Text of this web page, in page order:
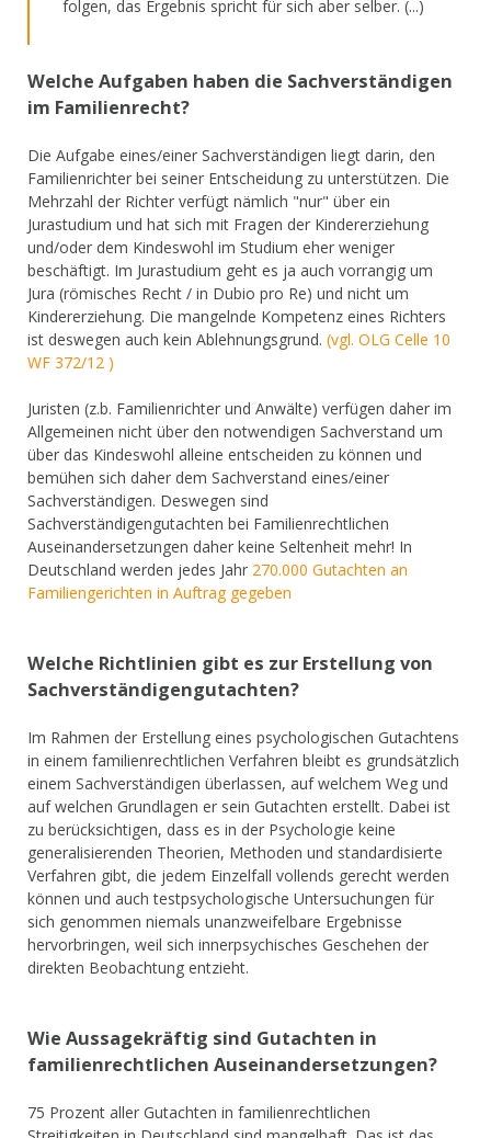
folgen, das Ergebnis spricht für sich aber selber. (...)
Welche Aufgaben haben die Sachverständigen
im Familienrecht?
Die Aufgabe eines/einer Sachverständigen liegt darin, den
Familienrichter bei seiner Entscheidung zu unterstützen. Die
Mehrzahl der Richter verfügt nämlich "nur" über ein
Jurastudium und hat sich mit Fragen der Kindererziehung
und/oder dem Kindeswohl im Studium eher weniger
beschäftigt. Im Jurastudium geht es ja auch vorrangig um
Jura (römisches Recht / in Dubio pro Re) und nicht um
Kindererziehung. Die mangelnde Kompetenz eines Richters
ist deswegen auch kein Ablehnungsgrund. (vgl. OLG Celle 10
WF 372/12 )
Juristen (z.b. Familienrichter und Anwälte) verfügen daher im
Allgemeinen nicht über den notwendigen Sachverstand um
über das Kindeswohl alleine entscheiden zu können und
bemühen sich daher dem Sachverstand eines/einer
Sachverständigen. Deswegen sind
Sachverständigengutachten bei Familienrechtlichen
Auseinandersetzungen daher keine Seltenheit mehr! In
Deutschland werden jedes Jahr 270.000 Gutachten an
Familiengerichten in Auftrag gegeben
Welche Richtlinien gibt es zur Erstellung von
Sachverständigengutachten?
Im Rahmen der Erstellung eines psychologischen Gutachtens
in einem familienrechtlichen Verfahren bleibt es grundsätzlich
einem Sachverständigen überlassen, auf welchem Weg und
auf welchen Grundlagen er sein Gutachten erstellt. Dabei ist
zu berücksichtigen, dass es in der Psychologie keine
generalisierenden Theorien, Methoden und standardisierte
Verfahren gibt, die jedem Einzelfall vollends gerecht werden
können und auch testpsychologische Untersuchungen für
sich genommen niemals unanzweifelbare Ergebnisse
hervorbringen, weil sich innerpsychisches Geschehen der
direkten Beobachtung entzieht.
Wie Aussagekräftig sind Gutachten in
familienrechtlichen Auseinandersetzungen?
75 Prozent aller Gutachten in familienrechtlichen